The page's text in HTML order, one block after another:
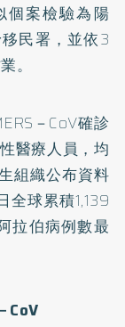
個案檢驗為陽
民署，並依3
。
－CoV確診
醫療人員，均
組織公布資料
球累積1,139
拉伯病例數最
CoV